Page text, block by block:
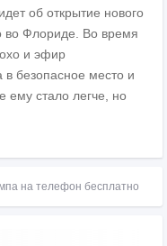
об открытие нового
во Флориде. Во время
и эфир
безопасное место и
ему стало легче, но
на телефон бесплатно